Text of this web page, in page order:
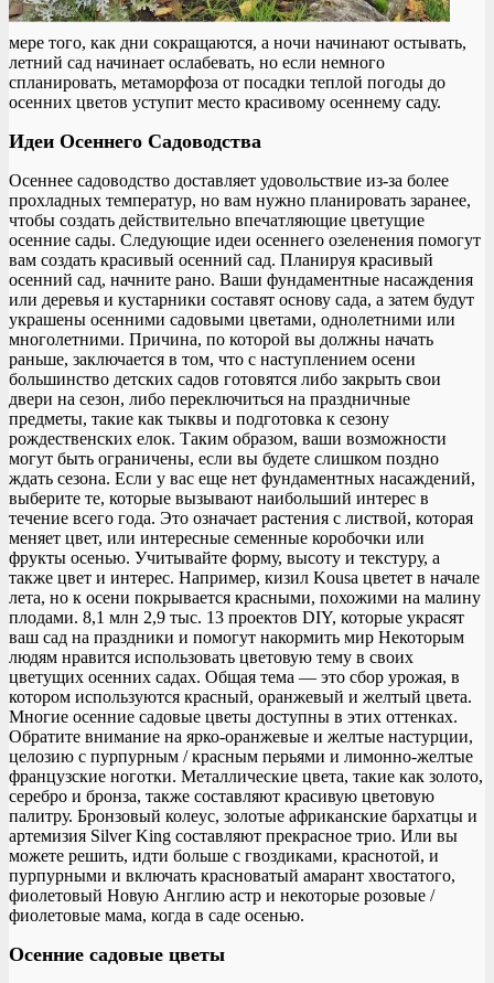
мере того, как дни сокращаются, а ночи начинают остывать,
летний сад начинает ослабевать, но если немного
спланировать, метаморфоза от посадки теплой погоды до
осенних цветов уступит место красивому осеннему саду.
Идеи Осеннего Садоводства
Осеннее садоводство доставляет удовольствие из-за более
прохладных температур, но вам нужно планировать заранее,
чтобы создать действительно впечатляющие цветущие
осенние сады. Следующие идеи осеннего озеленения помогут
вам создать красивый осенний сад. Планируя красивый
осенний сад, начните рано. Ваши фундаментные насаждения
или деревья и кустарники составят основу сада, а затем будут
украшены осенними садовыми цветами, однолетними или
многолетними. Причина, по которой вы должны начать
раньше, заключается в том, что с наступлением осени
большинство детских садов готовятся либо закрыть свои
двери на сезон, либо переключиться на праздничные
предметы, такие как тыквы и подготовка к сезону
рождественских елок. Таким образом, ваши возможности
могут быть ограничены, если вы будете слишком поздно
ждать сезона. Если у вас еще нет фундаментных насаждений,
выберите те, которые вызывают наибольший интерес в
течение всего года. Это означает растения с листвой, которая
меняет цвет, или интересные семенные коробочки или
фрукты осенью. Учитывайте форму, высоту и текстуру, а
также цвет и интерес. Например, кизил Kousa цветет в начале
лета, но к осени покрывается красными, похожими на малину
плодами. 8,1 млн 2,9 тыс. 13 проектов DIY, которые украсят
ваш сад на праздники и помогут накормить мир Некоторым
людям нравится использовать цветовую тему в своих
цветущих осенних садах. Общая тема — это сбор урожая, в
котором используются красный, оранжевый и желтый цвета.
Многие осенние садовые цветы доступны в этих оттенках.
Обратите внимание на ярко-оранжевые и желтые настурции,
целозию с пурпурным / красным перьями и лимонно-желтые
французские ноготки. Металлические цвета, такие как золото,
серебро и бронза, также составляют красивую цветовую
палитру. Бронзовый колеус, золотые африканские бархатцы и
артемизия Silver King составляют прекрасное трио. Или вы
можете решить, идти больше с гвоздиками, краснотой, и
пурпурными и включать красноватый амарант хвостатого,
фиолетовый Новую Англию астр и некоторые розовые /
фиолетовые мама, когда в саде осенью.
Осенние садовые цветы